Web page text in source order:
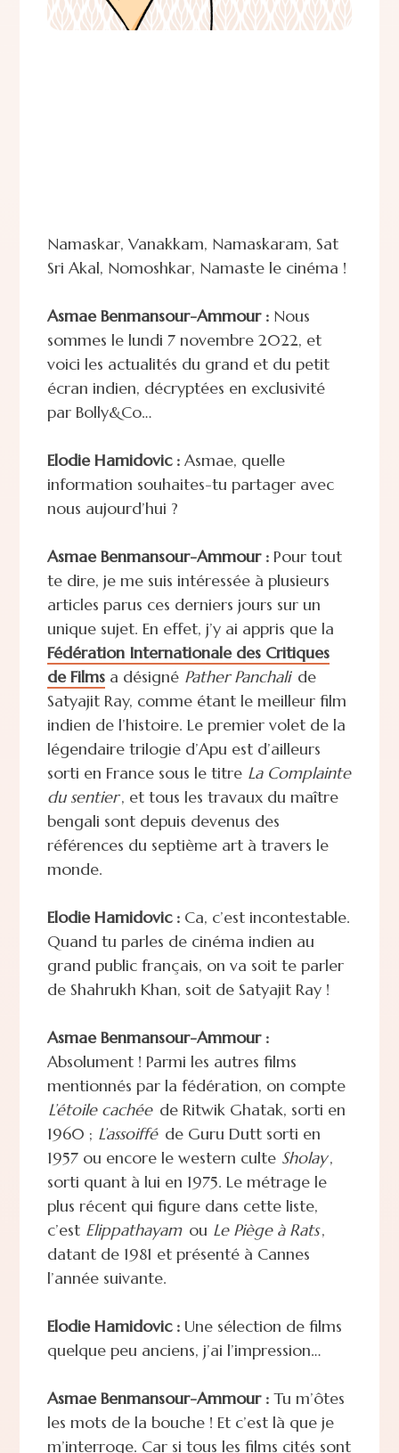
Namaskar, Vanakkam, Namaskaram, Sat
Sri Akal, Nomoshkar, Namaste le cinéma !
Asmae Benmansour-Ammour :Nous
sommes le lundi 7 novembre 2022, et
voici les actualités du grand et du petit
écran indien, décryptées en exclusivité
par Bolly&Co…
Elodie Hamidovic :Asmae, quelle
information souhaites-tu partager avec
nous aujourd’hui ?
Asmae Benmansour-Ammour :Pour tout
te dire, je me suis intéressée à plusieurs
articles parus ces derniers jours sur un
unique sujet. En effet, j’y ai appris que la
Fédération Internationale des Critiques
de Filmsa désigné Pather Panchali de
Satyajit Ray, comme étant le meilleur film
indien de l’histoire. Le premier volet de la
légendaire trilogie d’Apu est d’ailleurs
sorti en France sous le titre La Complainte
du sentier, et tous les travaux du maître
bengali sont depuis devenus des
références du septième art à travers le
monde.
Elodie Hamidovic :Ca, c’est incontestable.
Quand tu parles de cinéma indien au
grand public français, on va soit te parler
de Shahrukh Khan, soit de Satyajit Ray !
Asmae Benmansour-Ammour :
Absolument ! Parmi les autres films
mentionnés par la fédération, on compte
L’étoile cachée de Ritwik Ghatak, sorti en
1960 ; L’assoiffé de Guru Dutt sorti en
1957 ou encore le western culte Sholay,
sorti quant à lui en 1975. Le métrage le
plus récent qui figure dans cette liste,
c’est Elippathayam ou Le Piège à Rats,
datant de 1981 et présenté à Cannes
l’année suivante.
Elodie Hamidovic :Une sélection de films
quelque peu anciens, j’ai l’impression…
Asmae Benmansour-Ammour :Tu m’ôtes
les mots de la bouche ! Et c’est là que je
m’interroge. Car si tous les films cités sont